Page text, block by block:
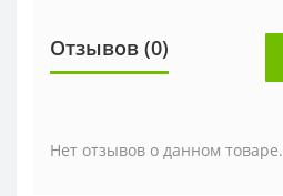
Отзывов (0)
Нет отзывов о данном товаре.